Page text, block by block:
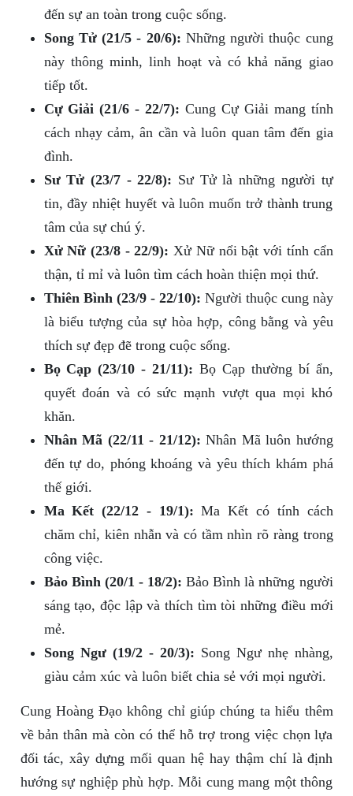
đến sự an toàn trong cuộc sống.
Song Tử (21/5 - 20/6): Những người thuộc cung
này thông minh, linh hoạt và có khả năng giao
tiếp tốt.
Cự Giải (21/6 - 22/7): Cung Cự Giải mang tính
cách nhạy cảm, ân cần và luôn quan tâm đến gia
đình.
Sư Tử (23/7 - 22/8): Sư Tử là những người tự
tin, đầy nhiệt huyết và luôn muốn trở thành trung
tâm của sự chú ý.
Xử Nữ (23/8 - 22/9): Xử Nữ nổi bật với tính cẩn
thận, tỉ mỉ và luôn tìm cách hoàn thiện mọi thứ.
Thiên Bình (23/9 - 22/10): Người thuộc cung này
là biểu tượng của sự hòa hợp, công bằng và yêu
thích sự đẹp đẽ trong cuộc sống.
Bọ Cạp (23/10 - 21/11): Bọ Cạp thường bí ẩn,
quyết đoán và có sức mạnh vượt qua mọi khó
khăn.
Nhân Mã (22/11 - 21/12): Nhân Mã luôn hướng
đến tự do, phóng khoáng và yêu thích khám phá
thế giới.
Ma Kết (22/12 - 19/1): Ma Kết có tính cách
chăm chỉ, kiên nhẫn và có tầm nhìn rõ ràng trong
công việc.
Bảo Bình (20/1 - 18/2): Bảo Bình là những người
sáng tạo, độc lập và thích tìm tòi những điều mới
mẻ.
Song Ngư (19/2 - 20/3): Song Ngư nhẹ nhàng,
giàu cảm xúc và luôn biết chia sẻ với mọi người.
Cung Hoàng Đạo không chỉ giúp chúng ta hiểu thêm
về bản thân mà còn có thể hỗ trợ trong việc chọn lựa
đối tác, xây dựng mối quan hệ hay thậm chí là định
hướng sự nghiệp phù hợp. Mỗi cung mang một thông